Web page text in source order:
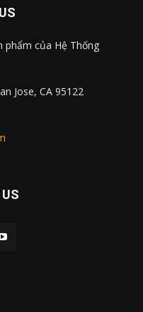
phẩm của Hệ Thống
Jose, CA 95122